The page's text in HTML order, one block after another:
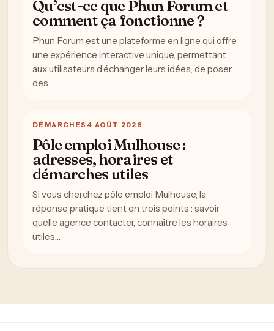
Qu’est-ce que Phun Forum et
comment ça fonctionne ?
Phun Forum est une plateforme en ligne qui offre
une expérience interactive unique, permettant
aux utilisateurs d’échanger leurs idées, de poser
des…
DÉMARCHES 4 AOÛT 2026
Pôle emploi Mulhouse :
adresses, horaires et
démarches utiles
Si vous cherchez pôle emploi Mulhouse, la
réponse pratique tient en trois points : savoir
quelle agence contacter, connaître les horaires
utiles…